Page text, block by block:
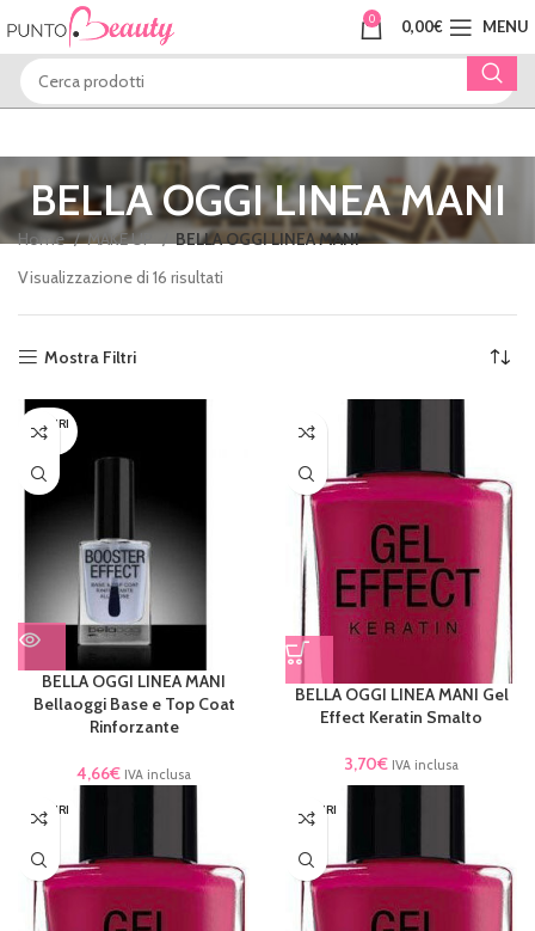
0 0,00€ MENU
BELLA OGGI LINEA MANI
Home MAKE UP
BELLA OGGI LINEA MANI
Visualizzazione di 16 risultati
Mostra Filtri
ESAURI
TO
BELLA OGGI LINEA MANI
Bellaoggi Base e Top Coat
Rinforzante
4,66€ IVA inclusa
BELLA OGGI LINEA MANI Gel
Effect Keratin Smalto
3,70€ IVA inclusa
ESAURI
TO
ESAURI
TO